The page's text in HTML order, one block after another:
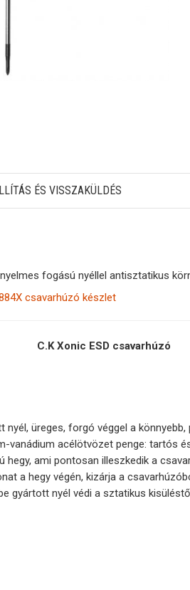
ÉS VISSZAKÜLDÉS
fogású nyéllel antisztatikus
csavarhúzó készlet
C.K Xonic ESD csavarhúzó
nyél, üreges, forgó véggel a
vanádium acélötvözet penge: tartós
hegy, ami pontosan illeszkedik a
a hegy végén, kizárja a
gyártott nyél védi a sztatikus